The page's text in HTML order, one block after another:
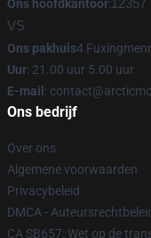
Ons hoofdkantoor:12357
VS
Ons pakhuis4
Uur: 21.00 uur 5.00 uur
E-mail :
Ons bedrijf
Over ons
Algemene voorwaarden
Privacybeleid
DMCA -
CA SB657: Wet op de